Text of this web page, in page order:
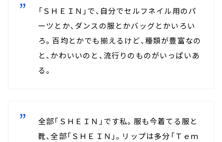
「ＳＨＥＩＮ」で、自分でセルフネイル用のパ
ーツとか、ダンスの服とかバッグとかいろい
ろ。百均とかでも揃えるけど、種類が豊富なの
と、かわいいのと、流行りのものがいっぱいあ
る。
全部「ＳＨＥＩＮ」です私。服も今着てる服と
靴、全部「ＳＨＥＩＮ」。リップは多分「Ｔｅｍ